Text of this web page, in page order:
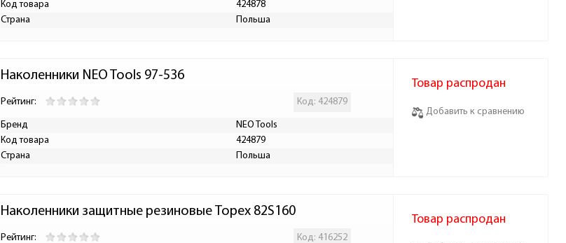
Код товара
424878
Страна
Польша
Наколенники NEO Tools 97-536
Рейтинг: Код: 424879
Бренд
NEO Tools
Код товара
424879
Страна
Польша
Товар распродан
Добавить к сравнению
Наколенники защитные резиновые Topex 82S160
Рейтинг: Код: 416252
Товар распродан